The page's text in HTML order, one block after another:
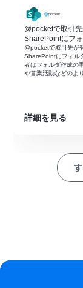
はじめに
携します
次に、ト
イト内の
たら」とい
次に、オペ
に応じて後
次に、オペ
最後に、
ィを更新
ドしたフ
Microsoft
@pocketで取引
SharePointにフ
@pocketで取引先が
SharePointにフォル
者はフォルダ作成の
や営業活動などのよ
詳細を見る